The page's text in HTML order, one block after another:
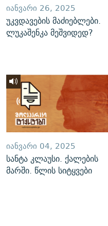
ᲘᲐᲜᲕᲐᲠᲘ 26, 2025
უკვდავების მაძიებლები.
ლუკაშენკა მეშვიდედ?
ᲘᲐᲜᲕᲐᲠᲘ 04, 2025
სანტა კლაუსი. ქალების
მარში. წლის სიტყვები